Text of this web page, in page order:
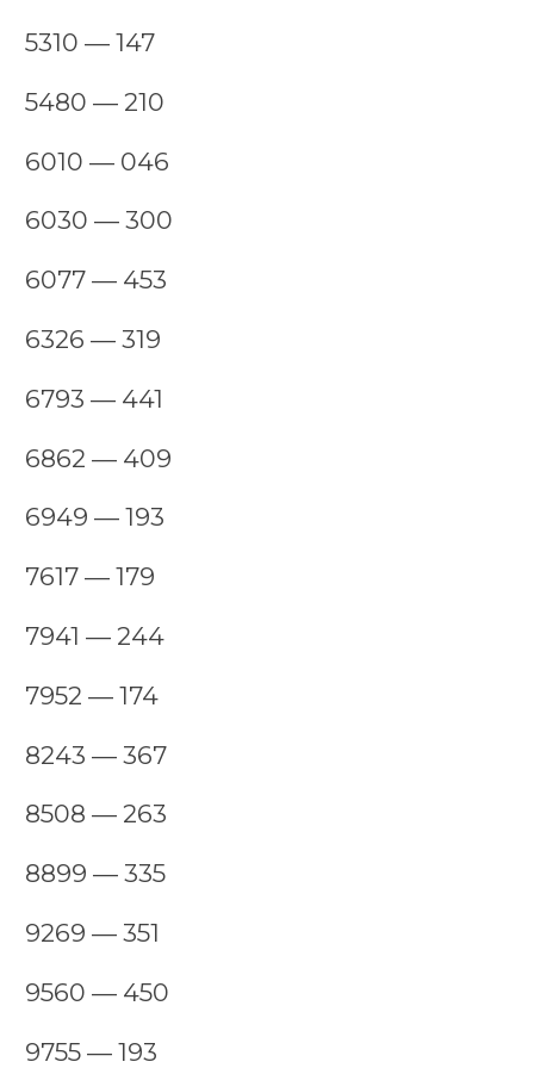
5310 — 147
5480 — 210
6010 — 046
6030 — 300
6077 — 453
6326 — 319
6793 — 441
6862 — 409
6949 — 193
7617 — 179
7941 — 244
7952 — 174
8243 — 367
8508 — 263
8899 — 335
9269 — 351
9560 — 450
9755 — 193